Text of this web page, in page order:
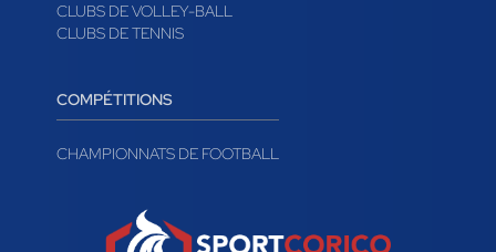
CLUBS DE VOLLEY-BALL
CLUBS DE TENNIS
COMPÉTITIONS
CHAMPIONNATS DE FOOTBALL